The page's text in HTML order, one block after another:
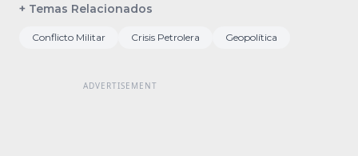
+ Temas Relacionados
Conflicto Militar Crisis Petrolera Geopolítica